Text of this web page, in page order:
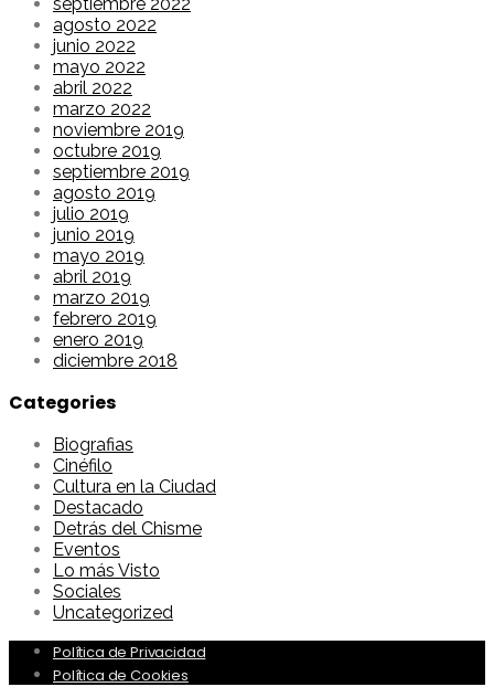
agosto 2022
junio 2022
mayo 2022
abril 2022
marzo 2022
noviembre 2019
octubre 2019
septiembre 2019
agosto 2019
julio 2019
junio 2019
mayo 2019
abril 2019
marzo 2019
febrero 2019
enero 2019
diciembre 2018
Categories
Biografias
Cinéfilo
Cultura en la Ciudad
Destacado
Detrás del Chisme
Eventos
Lo más Visto
Sociales
Uncategorized
Política de Privacidad
Política de Cookies